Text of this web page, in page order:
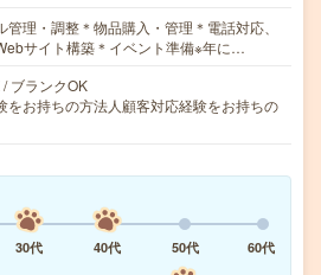
管理・調整＊物品購入・管理＊電話対応、
サイト構築＊イベント準備※年に…
ブランクOK
をお持ちの方法人顧客対応経験をお持ちの
30代 40代 50代
60代